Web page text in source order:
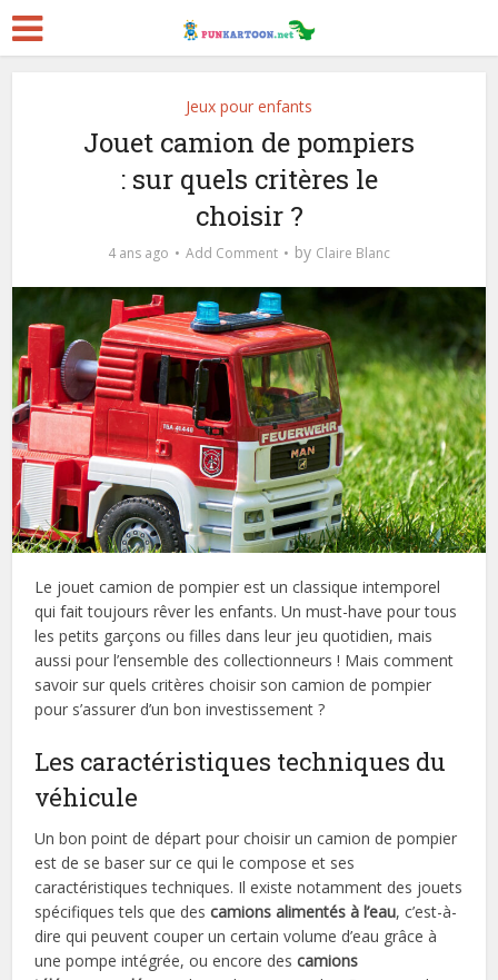
Jeux pour enfants
Jouet camion de pompiers
: sur quels critères le
choisir ?
4 ans ago Add Comment by Claire Blanc
Le jouet camion de pompier est un classique intemporel
qui fait toujours rêver les enfants. Un must-have pour tous
les petits garçons ou filles dans leur jeu quotidien, mais
aussi pour l’ensemble des collectionneurs ! Mais comment
savoir sur quels critères choisir son camion de pompier
pour s’assurer d’un bon investissement ?
Les caractéristiques techniques du
véhicule
Un bon point de départ pour choisir un camion de pompier
est de se baser sur ce qui le compose et ses
caractéristiques techniques. Il existe notamment des jouets
spécifiques tels que descamions alimentés à l’eau, c’est-à-
dire qui peuvent couper un certain volume d’eau grâce à
une pompe intégrée, ou encore descamions